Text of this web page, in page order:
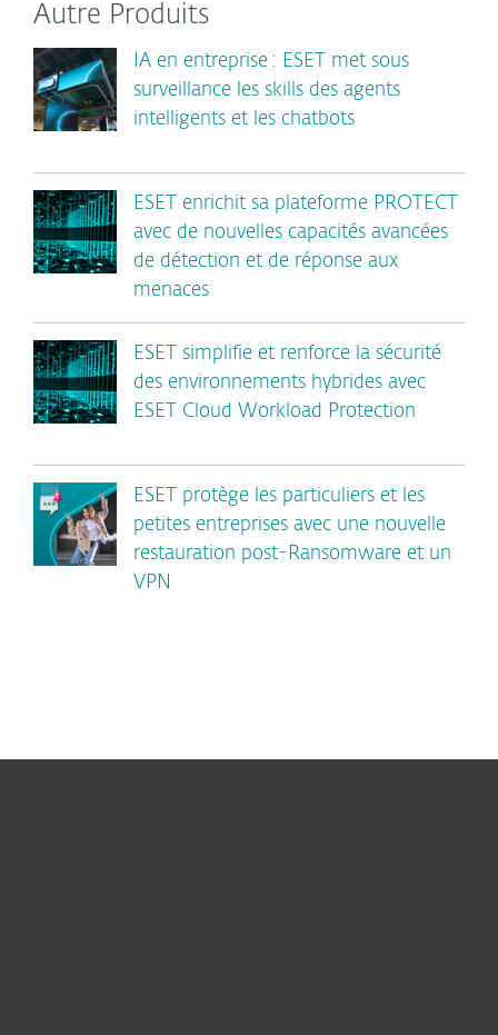
Autre Produits
IA en entreprise : ESET met sous
surveillance les skills des agents
intelligents et les chatbots
ESET enrichit sa plateforme PROTECT
avec de nouvelles capacités avancées
de détection et de réponse aux
menaces
ESET simplifie et renforce la sécurité
des environnements hybrides avec
ESET Cloud Workload Protection
ESET protège les particuliers et les
petites entreprises avec une nouvelle
restauration post-Ransomware et un
VPN